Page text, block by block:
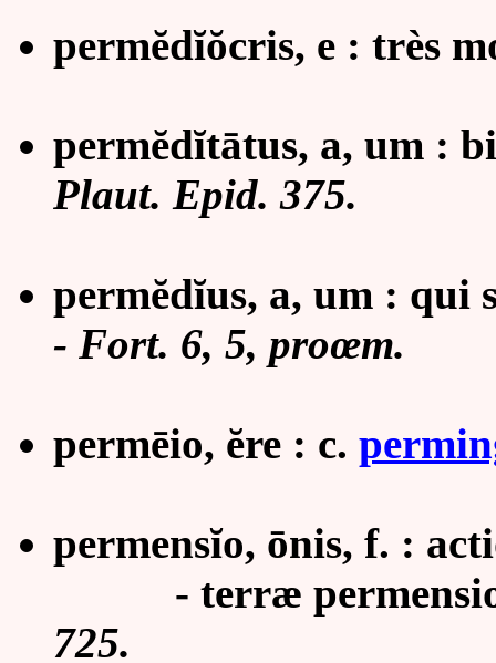
permĕdĭŏcris, e : très
permĕdĭtātus, a, um :
Plaut. Epid. 375.
permĕdĭus, a, um : qui
- Fort. 6, 5, proœm.
permēio, ĕre : c.
permensĭo, ōnis, f. :
- terræ permensio
725.